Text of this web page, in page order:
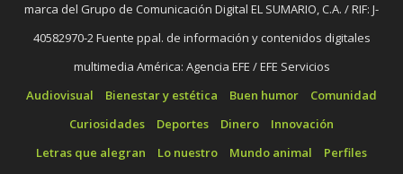
marca del Grupo de Comunicación Digital EL SUMARIO, C.A. / RIF: J-
40582970-2 Fuente ppal. de información y contenidos digitales
multimedia América: Agencia EFE / EFE Servicios
Audiovisual
Bienestar y estética Buen humor
Comunidad
Curiosidades
Deportes Dinero
Innovación
Letras que alegran
Lo nuestro Mundo animal
Perfiles